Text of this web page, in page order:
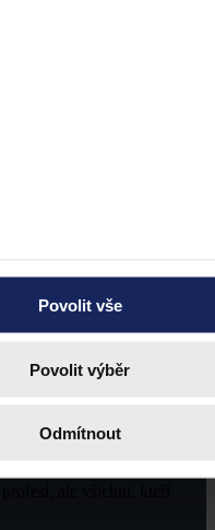
Povolit vše
Povolit výběr
Odmítnout
nejenom právní